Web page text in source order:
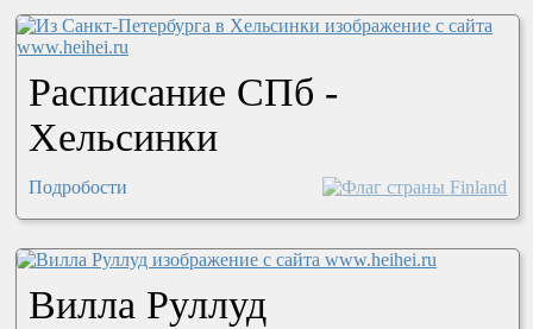
Расписание СПб -
Хельсинки
Подробости
Вилла Руллуд